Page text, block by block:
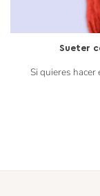
Sueter
Si quieres